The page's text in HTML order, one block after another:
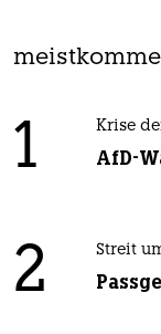
1 Krise
AfD-
2 Streit